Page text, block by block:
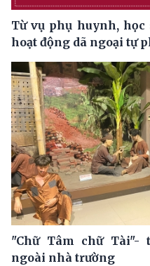
Từ vụ phụ huynh, học
hoạt động dã ngoại tự
"Chữ Tâm chữ Tài"-
ngoài nhà trường